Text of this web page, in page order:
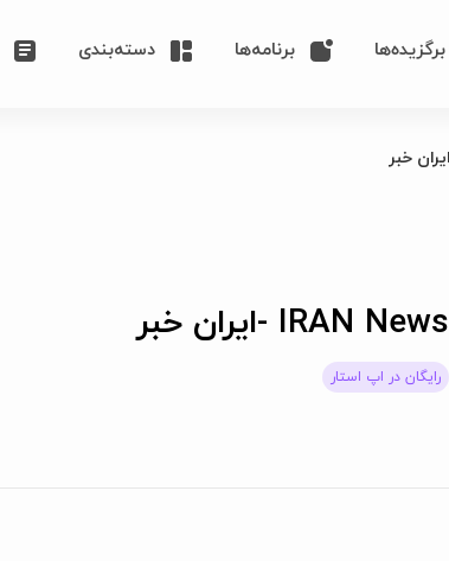
برگزیده‌ها برنامه‌ها دسته‌بندی
IRAN News -ایران خبر
رایگان در اپ استار